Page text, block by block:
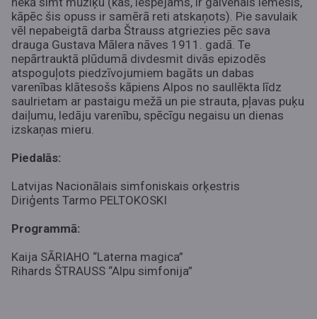
kāpēc šis opuss ir samērā reti atskaņots). Pie savulaik
vēl nepabeigtā darba Štrauss atgriezies pēc sava
drauga Gustava Mālera nāves 1911. gadā. Te
nepārtrauktā plūdumā divdesmit divās epizodēs
atspoguļots piedzīvojumiem bagāts un dabas
varenības klātesošs kāpiens Alpos no saullēkta līdz
saulrietam ar pastaigu mežā un pie strauta, pļavas puķu
daiļumu, ledāju varenību, spēcīgu negaisu un dienas
izskaņas mieru.
Piedalās:
Latvijas Nacionālais simfoniskais orķestris
Diriģents Tarmo PELTOKOSKI
Programmā:
Kaija SĀRIAHO “Laterna magica”
Rihards ŠTRAUSS “Alpu simfonija”